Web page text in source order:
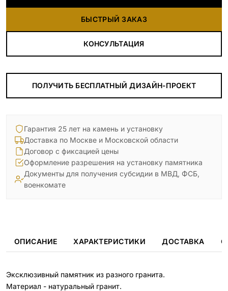
БЫСТРЫЙ ЗАКАЗ
КОНСУЛЬТАЦИЯ
ПОЛУЧИТЬ БЕСПЛАТНЫЙ ДИЗАЙН-ПРОЕКТ
Гарантия 25 лет на камень и установку
Доставка по Москве и Московской области
Договор с фиксацией цены
Оформление разрешения на установку памятника
Документы для получения субсидии в МВД, ФСБ,
военкомате
ОПИСАНИЕ ХАРАКТЕРИСТИКИ ДОСТАВКА
Эксклюзивный памятник из разного гранита.
Материал - натуральный гранит.